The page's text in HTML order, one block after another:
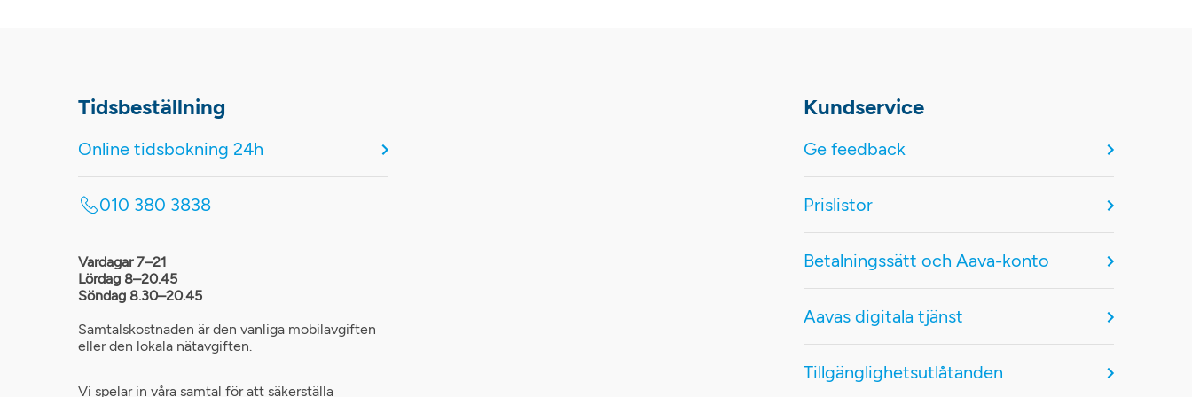
Tidsbeställning
Online tidsbokning 24h
010 380 3838
Vardagar 7–21
Lördag 8–20.45
Söndag 8.30–20.45
Samtalskostnaden är den vanliga mobilavgiften
eller den lokala nätavgiften.
Vi spelar in våra samtal för att säkerställa
Kundservice
Ge feedback
Prislistor
Betalningssätt och Aava-konto
Aavas digitala tjänst
Tillgänglighetsutlåtanden